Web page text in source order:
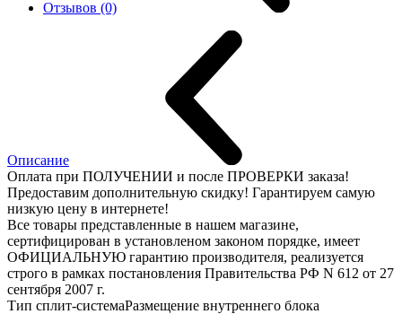
Отзывов (0)
Описание
Оплата при ПОЛУЧЕНИИ и после ПРОВЕРКИ заказа!
Предоставим дополнительную скидку! Гарантируем самую
низкую цену в интернете!
Все товары представленные в нашем магазине,
сертифицирован в установленом законом порядке, имеет
ОФИЦИАЛЬНУЮ гарантию производителя, реализуется
строго в рамках постановления Правительства РФ N 612 от 27
сентября 2007 г.
Тип сплит-системаРазмещение внутреннего блока